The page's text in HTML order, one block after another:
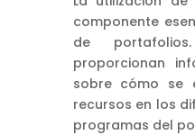
componente
de
proporcionan
sobre cómo se
recursos en los
programas del